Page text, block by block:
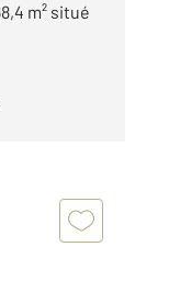
m² situé